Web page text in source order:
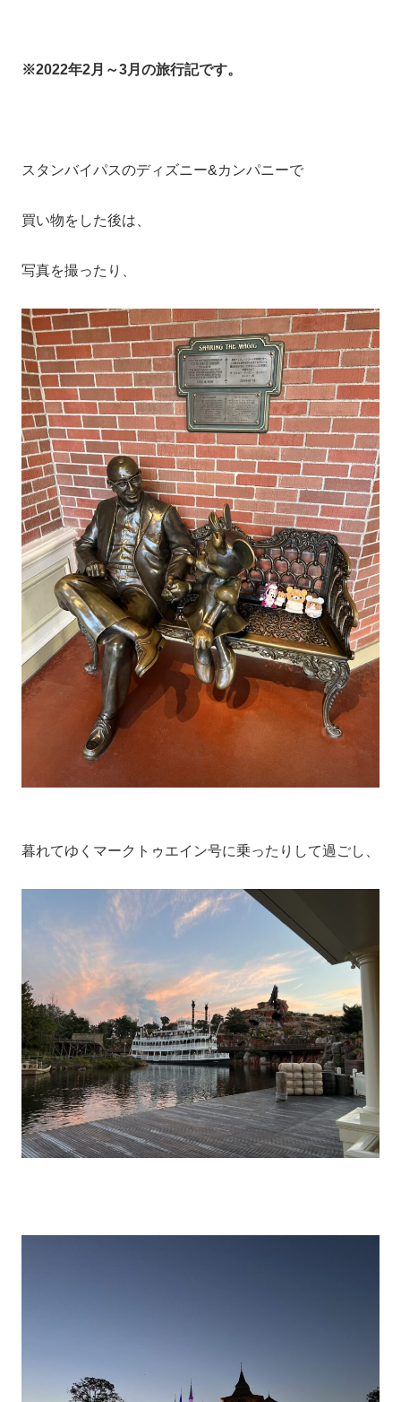
※2022年2月～3月の旅行記です。
スタンバイパスのディズニー&カンパニーで
買い物をした後は、
写真を撮ったり、
暮れてゆくマークトゥエイン号に乗ったりして過ごし、